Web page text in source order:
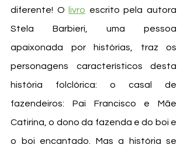
diferente! O
livro escrito pela autora
Stela Barbieri, uma pessoa
apaixonada por histórias, traz os
personagens característicos desta
história folclórica: o casal de
fazendeiros: Pai Francisco e Mãe
Catirina, o dono da fazenda e do boi e
o boi encantado. Mas a história se